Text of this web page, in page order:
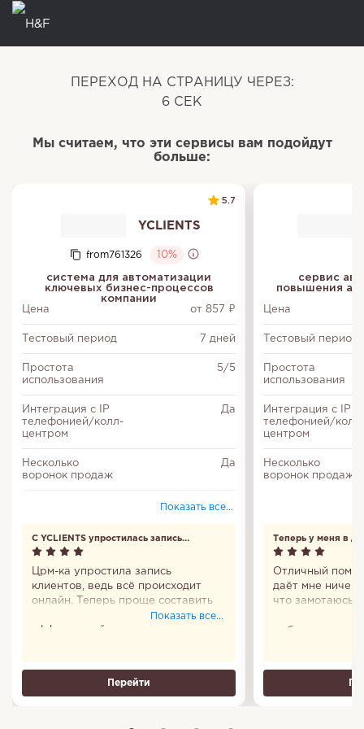
ПЕРЕХОД НА СТРАНИЦУ ЧЕРЕЗ:
6 СЕК
Мы считаем, что эти сервисы вам подойдут
больше:
5.7
YCLIENTS
from761326 10%
система для автоматизации
ключевых бизнес-процессов
компании
Цена
от 857 ₽
Тестовый период 7 дней
Простота
использования
5/5
Интеграция с IP
телефонией/колл-
центром
Да
Несколько
воронок продаж
Да
Да
Делегирование
задач
Отчеты
Тайм-менеджмент
Показать все...
С YCLIENTS упростилась запись
клиентов
Црм-ка упростила запись
клиентов, ведь всё происходит
онлайн. Теперь проще составить
график и сделать работу
эффективней.
Показать все...
Перейти
сервис
повышения
Цена
Тестовый период
Простота
использования
Интеграция с IP
телефонией/колл-
центром
Несколько
воронок продаж
Теперь у меня в
Отличный
даёт мне
что замотаюсь
мобильное